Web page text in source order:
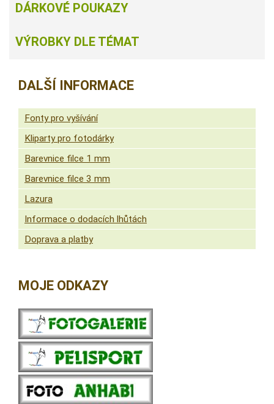
DÁRKOVÉ POUKAZY
VÝROBKY DLE TÉMAT
DALŠÍ INFORMACE
Fonty pro vyšívání
Kliparty pro fotodárky
Barevnice filce 1 mm
Barevnice filce 3 mm
Lazura
Informace o dodacích lhůtách
Doprava a platby
MOJE ODKAZY